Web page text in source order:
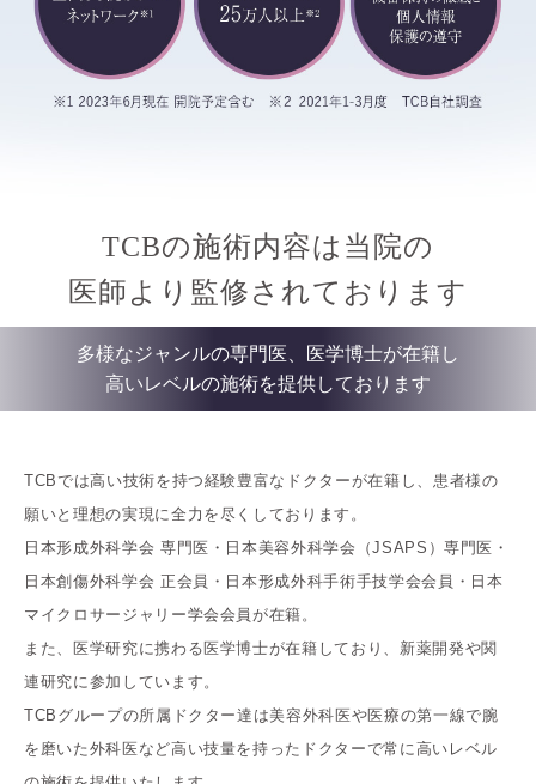
TCBの施術内容は当院の
医師より監修されております
多様なジャンルの専門医、医学博士が在籍し
高いレベルの施術を提供しております
TCBでは高い技術を持つ経験豊富なドクターが在籍し、患者様の
願いと理想の実現に全力を尽くしております。
日本形成外科学会 専門医・日本美容外科学会（JSAPS）専門医・
日本創傷外科学会 正会員・日本形成外科手術手技学会会員・日本
マイクロサージャリー学会会員が在籍。
また、医学研究に携わる医学博士が在籍しており、新薬開発や関
連研究に参加しています。
TCBグループの所属ドクター達は美容外科医や医療の第一線で腕
を磨いた外科医など高い技量を持ったドクターで常に高いレベル